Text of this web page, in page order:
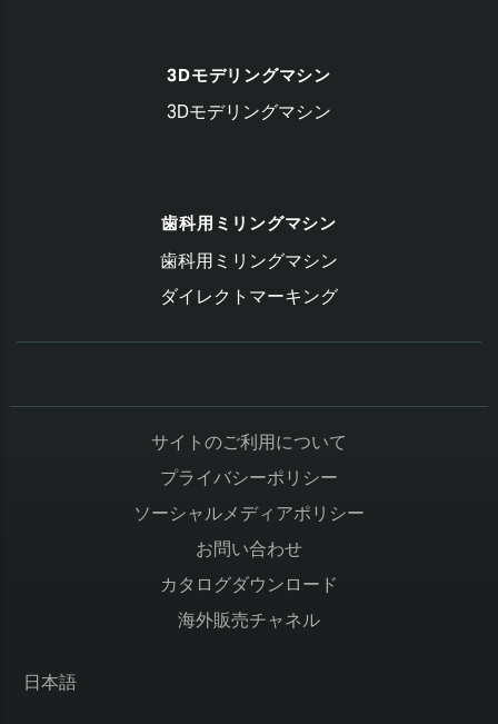
3Dモデリングマシン
3Dモデリングマシン
歯科用ミリングマシン
歯科用ミリングマシン
ダイレクトマーキング
サイトのご利用について
プライバシーポリシー
ソーシャルメディアポリシー
お問い合わせ
カタログダウンロード
海外販売チャネル
日本語